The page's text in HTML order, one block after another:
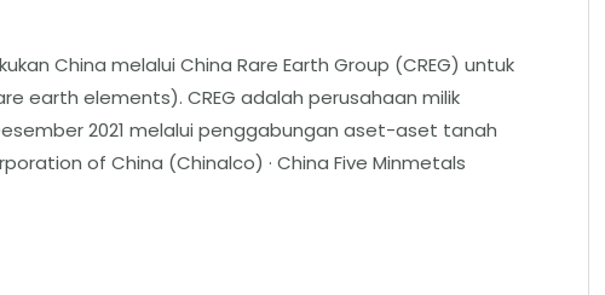
China melalui China Rare Earth Group (CREG) untuk
earth elements). CREG adalah perusahaan milik
2021 melalui penggabungan aset-aset tanah
of China (Chinalco) · China Five Minmetals